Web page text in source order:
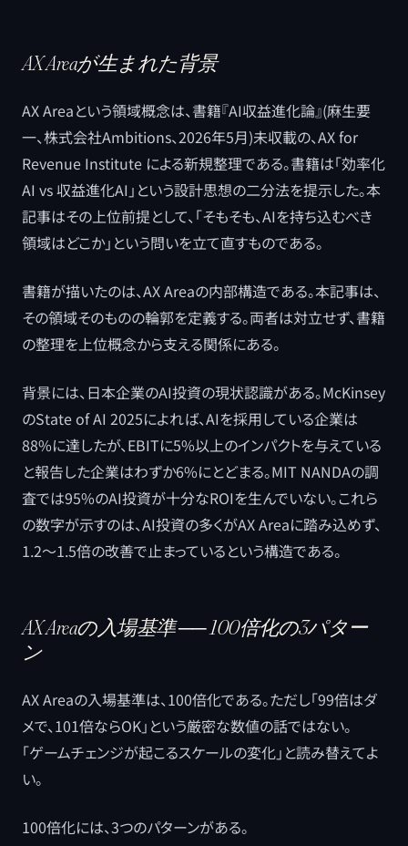
AX Areaが生まれた背景
AX Areaという領域概念は、書籍『AI収益進化論』(麻生要
一、株式会社Ambitions、2026年5月)未収載の、AX for
Revenue Institute による新規整理である。書籍は「効率化
AI vs 収益進化AI」という設計思想の二分法を提示した。本
記事はその上位前提として、「そもそも、AIを持ち込むべき
領域はどこか」という問いを立て直すものである。
書籍が描いたのは、AX Areaの内部構造である。本記事は、
その領域そのものの輪郭を定義する。両者は対立せず、書籍
の整理を上位概念から支える関係にある。
背景には、日本企業のAI投資の現状認識がある。McKinsey
のState of AI 2025によれば、AIを採用している企業は
88%に達したが、EBITに5%以上のインパクトを与えている
と報告した企業はわずか6%にとどまる。MIT NANDAの調
査では95%のAI投資が十分なROIを生んでいない。これら
の数字が示すのは、AI投資の多くがAX Areaに踏み込めず、
1.2〜1.5倍の改善で止まっているという構造である。
AX Areaの入場基準 ── 100倍化の3パター
ン
AX Areaの入場基準は、100倍化である。ただし「99倍はダ
メで、101倍ならOK」という厳密な数値の話ではない。
「ゲームチェンジが起こるスケールの変化」と読み替えてよ
い。
100倍化には、3つのパターンがある。